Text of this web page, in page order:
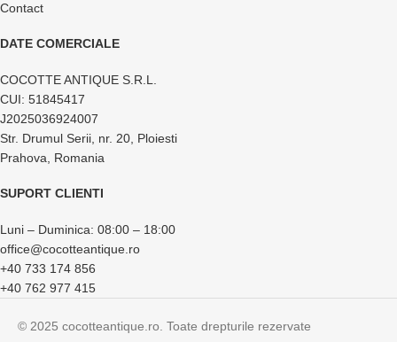
Contact
DATE COMERCIALE
COCOTTE ANTIQUE S.R.L.
CUI: 51845417
J2025036924007
Str. Drumul Serii, nr. 20, Ploiesti
Prahova, Romania
SUPORT CLIENTI
Luni – Duminica: 08:00 – 18:00
office@cocotteantique.ro
+40 733 174 856
+40 762 977 415
© 2025 cocotteantique.ro. Toate drepturile rezervate